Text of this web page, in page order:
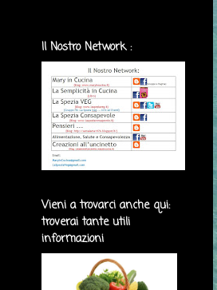
Il Nostro Network :
Vieni a trovarci anche qui:
troverai tante utili
informazioni